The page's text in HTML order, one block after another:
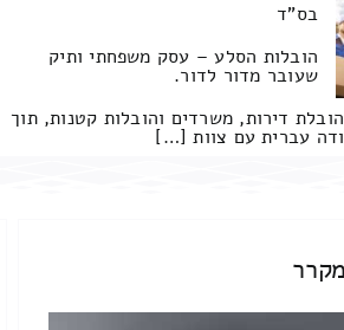
בס"ד
הובלות הסלע – עסק משפחתי ותיק
שעובר מדור לדור.
דירות, משרדים והובלות קטנות, תוך
עברית עם צוות […]